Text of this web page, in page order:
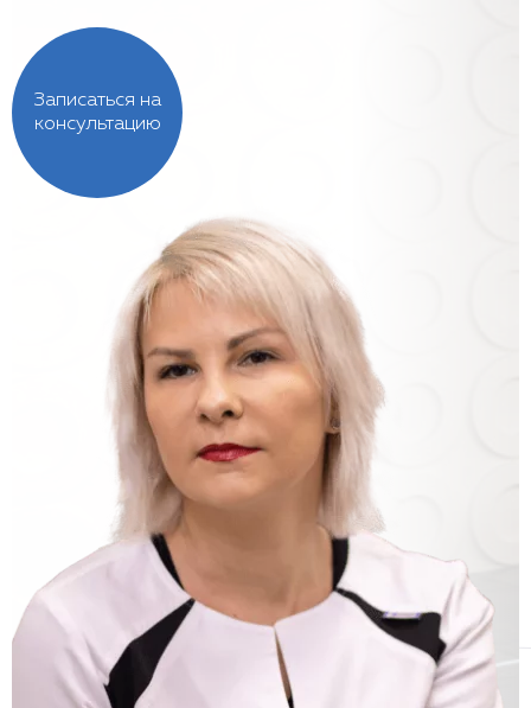
Записаться на
консультацию